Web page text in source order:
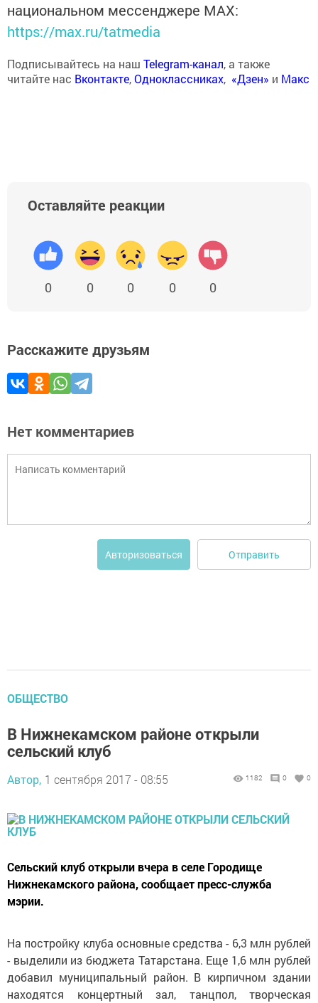
национальном мессенджере MАХ:
https://max.ru/tatmedia
Подписывайтесь на наш Telegram-канал, а также
читайте нас Вконтакте,Одноклассниках, «Дзен» и Макс
Оставляйте реакции
0 0 0 0 0
Расскажите друзьям
Нет комментариев
Авторизоваться Отправить
ОБЩЕСТВО
В Нижнекамском районе открыли
сельский клуб
Автор, 1 сентября 2017 - 08:55 1182 0 0
Сельский клуб открыли вчера в селе Городище
Нижнекамского района, сообщает пресс-служба
мэрии.
На постройку клуба основные средства - 6,3 млн рублей
- выделили из бюджета Татарстана. Еще 1,6 млн рублей
добавил муниципальный район. В кирпичном здании
находятся концертный зал, танцпол, творческая